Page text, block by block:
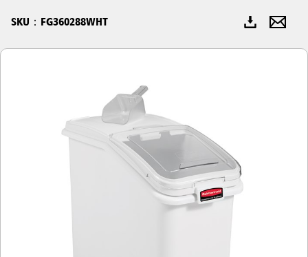
フィリピン
ベトナム（VN）
SKU：FG360288WHT